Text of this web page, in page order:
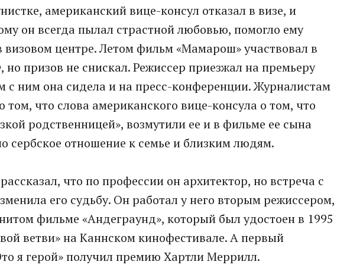
американский вице-консул отказал в визе, и
он всегда пылал страстной любовью, помогло ему
визовом центре. Летом фильм «Мамарош» участвовал в
призов не снискал. Режиссер приезжал на премьеру
с ним она сидела и на пресс-конференции. Журналистам
что слова американского вице-консула о том, что
родственницей», возмутили ее и в фильме ее сына
сербское отношение к семье и близким людям.
что по профессии он архитектор, но встреча с
его судьбу. Он работал у него вторым режиссером,
фильме «Андеграунд», который был удостоен в 1995
ветви» на Каннском кинофестивале. А первый
я герой» получил премию Хартли Меррилл.